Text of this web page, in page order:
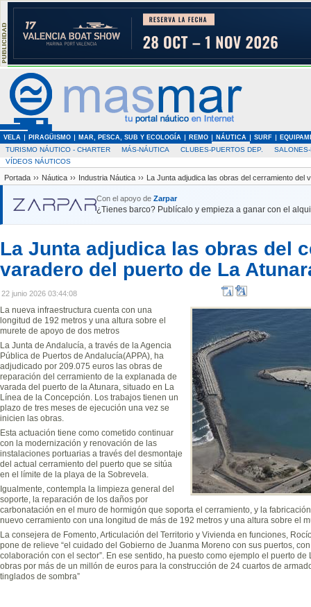
VELA PIRAGÜISMO MAR, PESCA, SUB Y ECOLOGÍA REMO NÁUTICA SURF
TURISMO NÁUTICO - CHARTER MÁS-NÁUTICA CLUBES-PUERTOS DEP.
VÍDEOS NÁUTICOS
Portada ›› Náutica ›› Industria Náutica ›› La Junta adjudica las obras del cerramiento del
Con el apoyo de Zarpar
¿Tienes barco? Publícalo y empieza a ganar con el
La Junta adjudica las obras del
varadero del puerto de La
22 junio 2026 03:44:08
La nueva infraestructura cuenta con una
longitud de 192 metros y una altura sobre el
murete de apoyo de dos metros
La Junta de Andalucía, a través de la Agencia
Pública de Puertos de Andalucía(APPA), ha
adjudicado por 209.075 euros las obras de
reparación del cerramiento de la explanada de
varada del puerto de la Atunara, situado en La
Línea de la Concepción. Los trabajos tienen un
plazo de tres meses de ejecución una vez se
inicien las obras.
Esta actuación tiene como cometido continuar
con la modernización y renovación de las
instalaciones portuarias a través del desmontaje
del actual cerramiento del puerto que se sitúa
en el límite de la playa de la Sobrevela.
Igualmente, contempla la limpieza general del
soporte, la reparación de los daños por
carbonatación en el muro de hormigón que soporta el cerramiento, y la
nuevo cerramiento con una longitud de más de 192 metros y una altura sobre el
La consejera de Fomento, Articulación del Territorio y Vivienda en funciones,
pone de relieve “el cuidado del Gobierno de Juanma Moreno con sus puertos,
colaboración con el sector”. En ese sentido, ha puesto como ejemplo el puerto de
obras por más de un millón de euros para la construcción de 24 cuartos de
tinglados de sombra”